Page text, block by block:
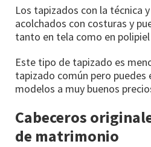
Los tapizados con la técnica
acolchados con costuras y
tanto en tela como en
Este tipo de tapizado es
tapizado común pero puedes
modelos a muy buenos
Cabeceros
de matrimonio